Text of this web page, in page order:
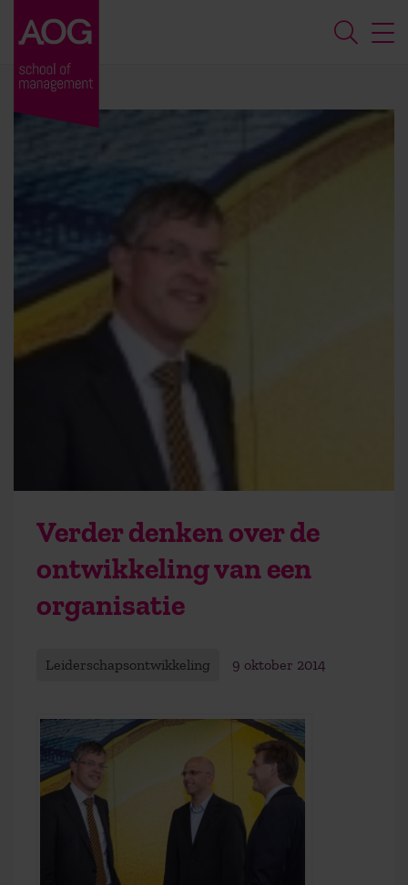
Verder denken over de
ontwikkeling van een
organisatie
Leiderschapsontwikkeling 9 oktober 2014